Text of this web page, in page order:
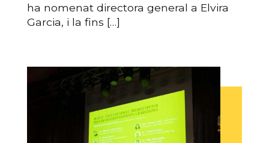
ha nomenat directora general a Elvira
Garcia, i la fins […]